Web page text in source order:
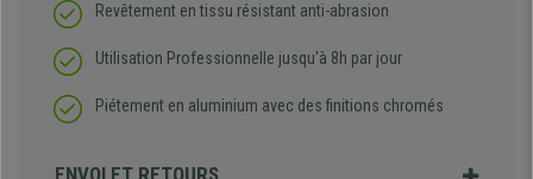
Revêtement en tissu résistant anti-abrasion
Utilisation Professionnelle jusqu'à 8h par jour
Piétement en aluminium avec des finitions chromés